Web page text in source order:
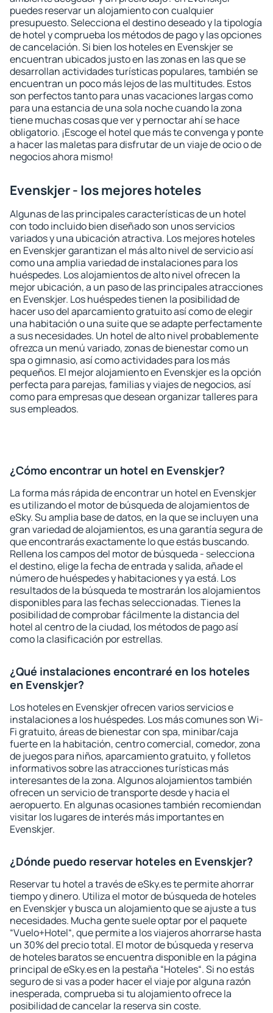
puedes reservar un alojamiento con cualquier
presupuesto. Selecciona el destino deseado y la tipología
de hotel y comprueba los métodos de pago y las opciones
de cancelación. Si bien los hoteles en Evenskjer se
encuentran ubicados justo en las zonas en las que se
desarrollan actividades turísticas populares, también se
encuentran un poco más lejos de las multitudes. Estos
son perfectos tanto para unas vacaciones largas como
para una estancia de una sola noche cuando la zona
tiene muchas cosas que ver y pernoctar ahí se hace
obligatorio. ¡Escoge el hotel que más te convenga y ponte
a hacer las maletas para disfrutar de un viaje de ocio o de
negocios ahora mismo!
Evenskjer - los mejores hoteles
Algunas de las principales características de un hotel
con todo incluido bien diseñado son unos servicios
variados y una ubicación atractiva. Los mejores hoteles
en Evenskjer garantizan el más alto nivel de servicio así
como una amplia variedad de instalaciones para los
huéspedes. Los alojamientos de alto nivel ofrecen la
mejor ubicación, a un paso de las principales atracciones
en Evenskjer. Los huéspedes tienen la posibilidad de
hacer uso del aparcamiento gratuito así como de elegir
una habitación o una suite que se adapte perfectamente
a sus necesidades. Un hotel de alto nivel probablemente
ofrezca un menú variado, zonas de bienestar como un
spa o gimnasio, así como actividades para los más
pequeños. El mejor alojamiento en Evenskjer es la opción
perfecta para parejas, familias y viajes de negocios, así
como para empresas que desean organizar talleres para
sus empleados.
¿Cómo encontrar un hotel en Evenskjer?
La forma más rápida de encontrar un hotel en Evenskjer
es utilizando el motor de búsqueda de alojamientos de
eSky. Su amplia base de datos, en la que se incluyen una
gran variedad de alojamientos, es una garantía segura de
que encontrarás exactamente lo que estás buscando.
Rellena los campos del motor de búsqueda - selecciona
el destino, elige la fecha de entrada y salida, añade el
número de huéspedes y habitaciones y ya está. Los
resultados de la búsqueda te mostrarán los alojamientos
disponibles para las fechas seleccionadas. Tienes la
posibilidad de comprobar fácilmente la distancia del
hotel al centro de la ciudad, los métodos de pago así
como la clasificación por estrellas.
¿Qué instalaciones encontraré en los hoteles
en Evenskjer?
Los hoteles en Evenskjer ofrecen varios servicios e
instalaciones a los huéspedes. Los más comunes son Wi-
Fi gratuito, áreas de bienestar con spa, minibar/caja
fuerte en la habitación, centro comercial, comedor, zona
de juegos para niños, aparcamiento gratuito, y folletos
informativos sobre las atracciones turísticas más
interesantes de la zona. Algunos alojamientos también
ofrecen un servicio de transporte desde y hacia el
aeropuerto. En algunas ocasiones también recomiendan
visitar los lugares de interés más importantes en
Evenskjer.
¿Dónde puedo reservar hoteles en Evenskjer?
Reservar tu hotel a través de eSky.es te permite ahorrar
tiempo y dinero. Utiliza el motor de búsqueda de hoteles
en Evenskjer y busca un alojamiento que se ajuste a tus
necesidades. Mucha gente suele optar por el paquete
“Vuelo+Hotel“, que permite a los viajeros ahorrarse hasta
un 30% del precio total. El motor de búsqueda y reserva
de hoteles baratos se encuentra disponible en la página
principal de eSky.es en la pestaña “Hoteles“. Si no estás
seguro de si vas a poder hacer el viaje por alguna razón
inesperada, comprueba si tu alojamiento ofrece la
posibilidad de cancelar la reserva sin coste.